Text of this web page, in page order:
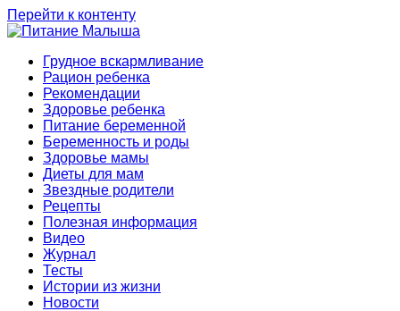
Перейти к контенту
Грудное вскармливание
Рацион ребенка
Рекомендации
Здоровье ребенка
Питание беременной
Беременность и роды
Здоровье мамы
Диеты для мам
Звездные родители
Рецепты
Полезная информация
Видео
Журнал
Тесты
Истории из жизни
Новости